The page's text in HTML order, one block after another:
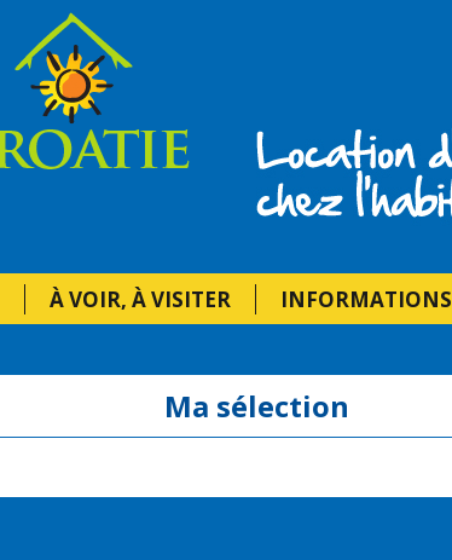
À VOIR, À VISITER INFORMATIONS
Ma sélection